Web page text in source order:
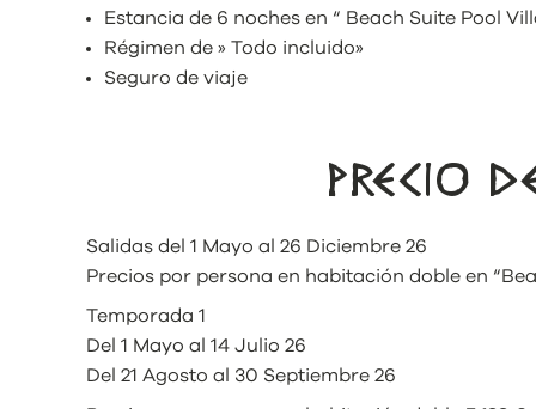
Estancia de 6 noches en “ Beach Suite Pool
Régimen de » Todo incluido»
Seguro de viaje
PRECIO
Salidas del 1 Mayo al 26 Diciembre 26
Precios por persona en habitación doble en
Temporada 1
Del 1 Mayo al 14 Julio 26
Del 21 Agosto al 30 Septiembre 26